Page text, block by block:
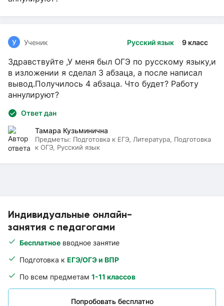
Индивидуальные онлайн-
занятия с педагогами
Бесплатное вводное занятие
Подготовка к ЕГЭ/ОГЭ и ВПР
По всем предметам 1-11 классов
Попробовать бесплатно
Русский язык 9 класс
У Ученик
Здравствуйте ,У меня был ОГЭ по русскому языку,и
в изложении я сделал 3 абзаца, а после написал
вывод.Получилось 4 абзаца. Что будет? Работу
аннулируют?
Ответ дан
Тамара Кузьминична
Предметы: Подготовка к ЕГЭ, Литература, Подготовка
к ОГЭ, Русский язык